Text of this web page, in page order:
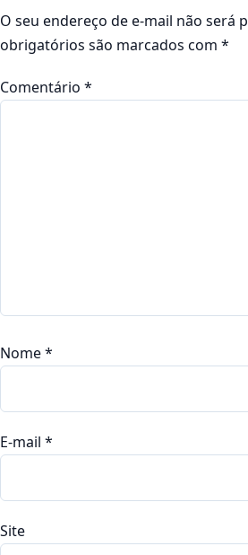
O seu endereço de e-mail não será
obrigatórios são marcados com *
Comentário *
Nome*
E-mail *
Site